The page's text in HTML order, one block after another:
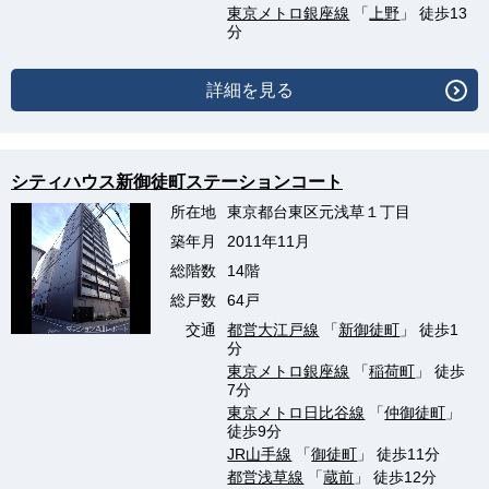
東京メトロ銀座線 「 上野 」 徒歩13
分
詳細を見る
シティハウス新御徒町ステーションコート
所在地
東京都台東区元浅草１丁目
築年月
2011年11月
総階数
14階
総戸数
64戸
交通
都営大江戸線 「新御徒町 」 徒歩1
分
東京メトロ銀座線 「稲荷町 」 徒歩
7分
東京メトロ日比谷線 「仲御徒町 」
徒歩9分
JR山手線 「御徒町 」 徒歩11分
都営浅草線 「蔵前 」 徒歩12分